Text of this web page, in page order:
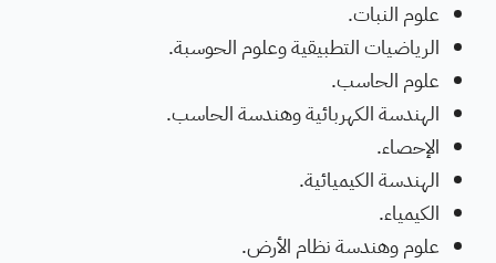
علوم النبات.
الرياضيات التطبيقية وعلوم الحوسبة.
علوم الحاسب.
الهندسة الكهربائية وهندسة الحاسب.
الإحصاء.
الهندسة الكيميائية.
الكيمياء.
علوم وهندسة نظام الأرض.